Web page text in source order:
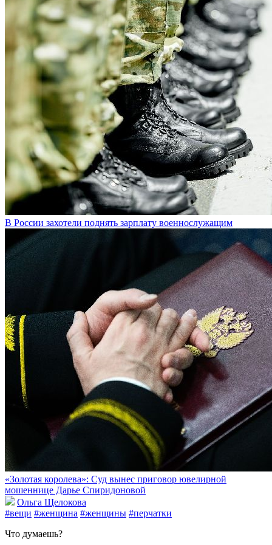
В России захотели поднять зарплату военнослужащим
«Золотая королева»: Суд вынес приговор ювелирной
мошеннице Дарье Спиридоновой
Ольга Щелокова
#вещи #женщина #женщины #перчатки
Что думаешь?